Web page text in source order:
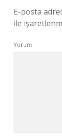
E-posta
ile
Yorum